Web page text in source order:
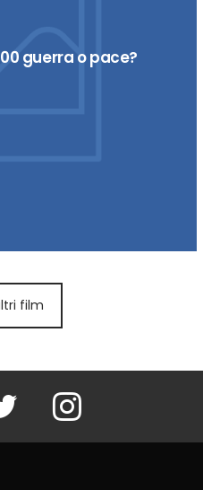
guerra o pace?
film
Twitter Instagram